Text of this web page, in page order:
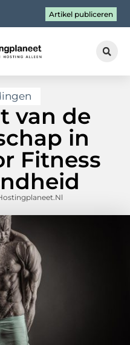
Artikel publiceren
van de
in
Fitness